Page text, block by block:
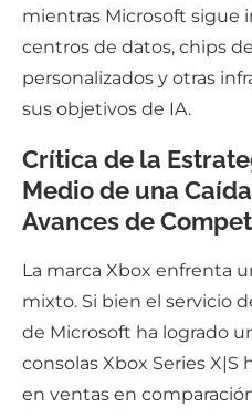
mientras Microsoft sigue
centros de datos, chips
personalizados y otras
sus objetivos de IA.
Crítica de la
Medio de una
Avances de
La marca Xbox enfrenta
mixto. Si bien el servicio
de Microsoft ha logrado
consolas Xbox Series
en ventas en